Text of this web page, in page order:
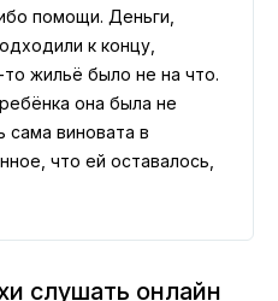
помощи. Деньги,
к концу,
жильё было не на что.
она была не
сама виновата в
что ей оставалось,
жившую в
свою жизнь, чтобы та
слушать онлайн